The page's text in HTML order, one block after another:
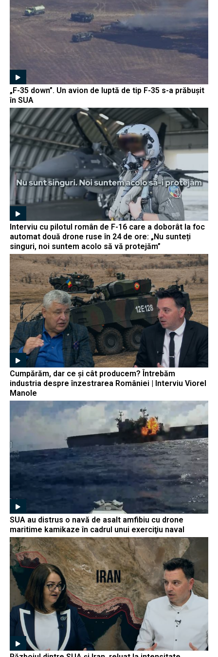
„F-35 down”. Un avion de luptă de tip F-35 s-a prăbușit
în SUA
Interviu cu pilotul român de F-16 care a doborât la foc
automat două drone ruse în 24 de ore: „Nu sunteți
singuri, noi suntem acolo să vă protejăm”
Cumpărăm, dar ce și cât producem? Întrebăm
industria despre înzestrarea României | Interviu Viorel
Manole
SUA au distrus o navă de asalt amfibiu cu drone
maritime kamikaze în cadrul unui exerciţiu naval